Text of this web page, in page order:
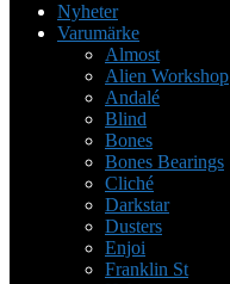
Nyheter
Varumärke
Almost
Alien Workshop
Andalé
Blind
Bones
Bones Bearings
Cliché
Darkstar
Dusters
Enjoi
Franklin St